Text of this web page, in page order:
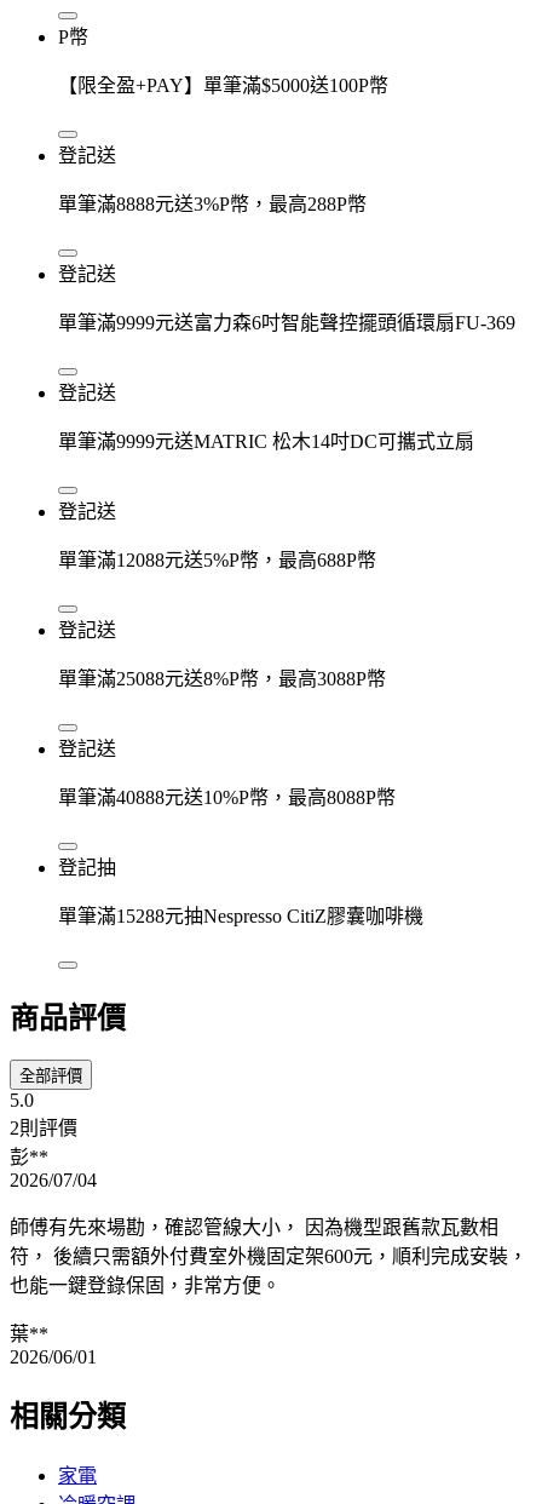
P幣
【限全盈+PAY】單筆滿$5000送100P幣
登記送
單筆滿8888元送3%P幣，最高288P幣
登記送
單筆滿9999元送富力森6吋智能聲控擺頭循環扇FU-369
登記送
單筆滿9999元送MATRIC 松木14吋DC可攜式立扇
登記送
單筆滿12088元送5%P幣，最高688P幣
登記送
單筆滿25088元送8%P幣，最高3088P幣
登記送
單筆滿40888元送10%P幣，最高8088P幣
登記抽
單筆滿15288元抽Nespresso CitiZ膠囊咖啡機
商品評價
全部評價
5.0
2則評價
彭**
2026/07/04
師傅有先來場勘，確認管線大小， 因為機型跟舊款瓦數相
符， 後續只需額外付費室外機固定架600元，順利完成安裝，
也能一鍵登錄保固，非常方便。
葉**
2026/06/01
相關分類
家電